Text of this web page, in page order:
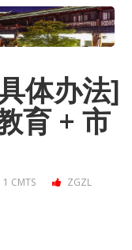
体办法]
育 + 市
1 CMTS
ZGZL